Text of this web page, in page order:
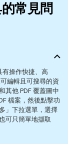
常見問
操作快捷、高
編輯且可搜尋的資
其他 PDF 覆蓋圖中
檔案，然後點擊功
」下拉選單，選擇
可只簡單地擷取